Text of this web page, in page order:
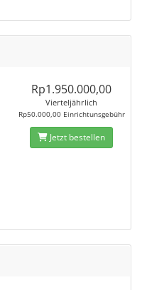
Rp1.950.000,00
Vierteljährlich
Rp50.000,00 Einrichtunsgebühr
Jetzt bestellen